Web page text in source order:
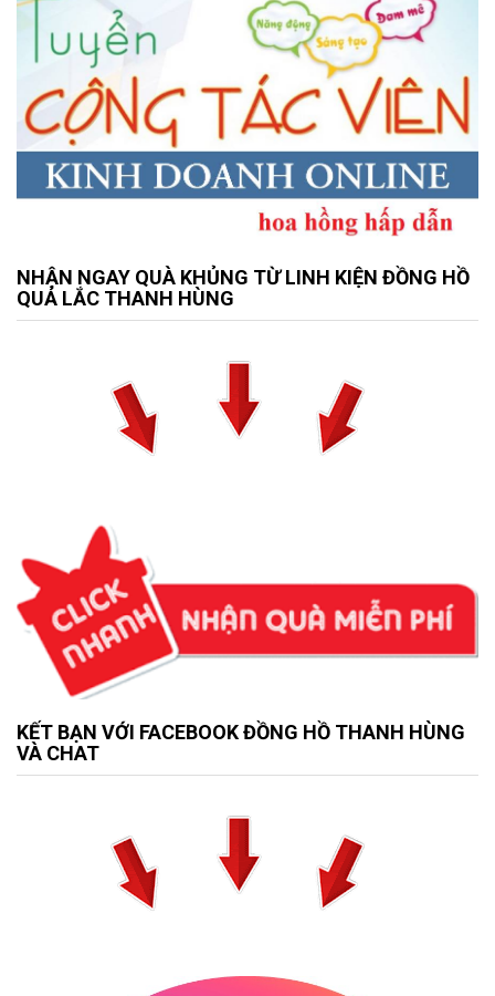
NHẬN NGAY QUÀ KHỦNG TỪ LINH KIỆN ĐỒNG HỒ
QUẢ LẮC THANH HÙNG
KẾT BẠN VỚI FACEBOOK ĐỒNG HỒ THANH HÙNG
VÀ CHAT